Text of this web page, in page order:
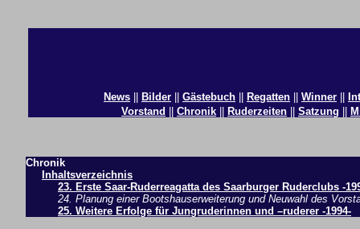
News Bilder Gästebuch Regatten Winner
Vorstand
Chronik Ruderzeiten Satzung
Chronik
Inhaltsverzeichnis
23. Erste Saar-Ruderreagatta des Saarburger Ruderclubs -
24. Planung einer Bootshauserweiterung und Neuwahl des
25. Weitere Erfolge für Jungruderinnen und –ruderer -1994-